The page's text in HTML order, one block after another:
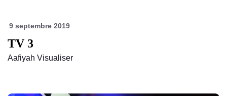
9 septembre 2019
TV 3
Aafiyah Visualiser